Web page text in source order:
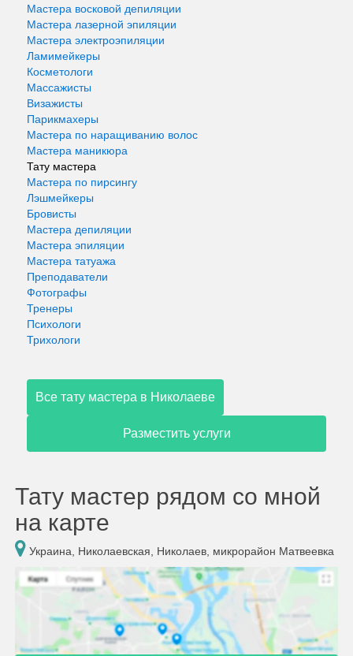
Мастера восковой депиляции
Мастера лазерной эпиляции
Мастера электроэпиляции
Ламимейкеры
Косметологи
Массажисты
Визажисты
Парикмахеры
Мастера по наращиванию волос
Мастера маникюра
Тату мастера
Мастера по пирсингу
Лэшмейкеры
Бровисты
Мастера депиляции
Мастера эпиляции
Мастера татуажа
Преподаватели
Фотографы
Тренеры
Психологи
Трихологи
Все тату мастера в Николаеве
Разместить услуги
Тату мастер рядом со мной
на карте
Украина, Николаевская, Николаев, микрорайон Матвеевка